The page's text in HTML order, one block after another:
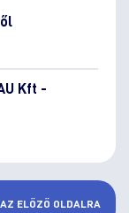
Kft -
ELŐZŐ OLDALRA